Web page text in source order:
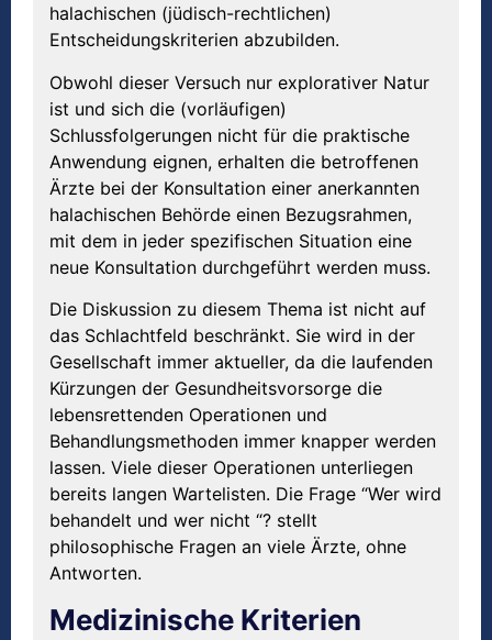
halachischen (jüdisch-rechtlichen)
Entscheidungskriterien abzubilden.
Obwohl dieser Versuch nur explorativer Natur
ist und sich die (vorläufigen)
Schlussfolgerungen nicht für die praktische
Anwendung eignen, erhalten die betroffenen
Ärzte bei der Konsultation einer anerkannten
halachischen Behörde einen Bezugsrahmen,
mit dem in jeder spezifischen Situation eine
neue Konsultation durchgeführt werden muss.
Die Diskussion zu diesem Thema ist nicht auf
das Schlachtfeld beschränkt. Sie wird in der
Gesellschaft immer aktueller, da die laufenden
Kürzungen der Gesundheitsvorsorge die
lebensrettenden Operationen und
Behandlungsmethoden immer knapper werden
lassen. Viele dieser Operationen unterliegen
bereits langen Wartelisten. Die Frage “Wer wird
behandelt und wer nicht “? stellt
philosophische Fragen an viele Ärzte, ohne
Antworten.
Medizinische Kriterien